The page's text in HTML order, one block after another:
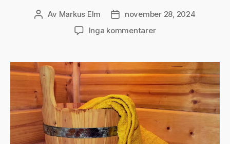
Inläggsförfattare
Av Markus Elm Inläggsdatum
november 28, 2024
Inga kommentarertill
till
att
basta